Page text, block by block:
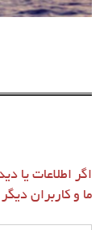
اگر اطلاعات یا
ما و کاربران